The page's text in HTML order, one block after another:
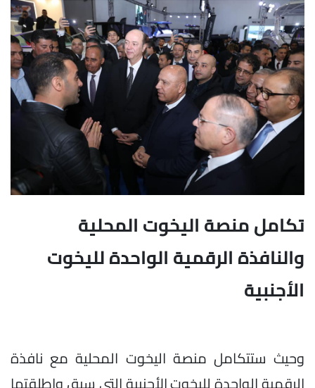
تكامل منصة اليخوت المحلية
والنافذة الرقمية الواحدة لليخوت
الأجنبية
وحيث ستتكامل منصة اليخوت المحلية مع نافذة